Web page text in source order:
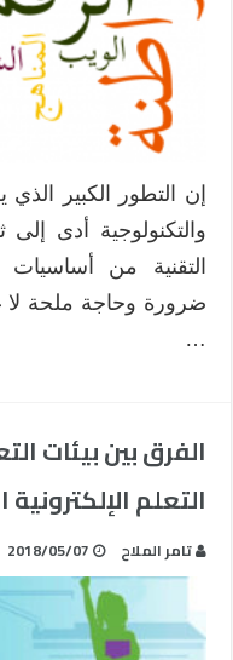
إن التطور الكبير الذي
والتكنولوجية أدى
التقنية من أساسيات
ضرورة وحاجة ملحة لا
…
الفرق بين بيئات
التعلم الإلكترونية
تامر الملاح 2018/05/07